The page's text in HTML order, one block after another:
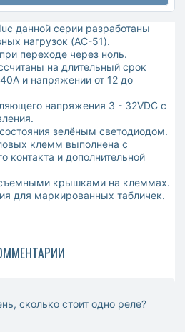
данной серии разработаны
нагрузок (AC-51).
переходе через ноль.
на длительный срок
и напряжении от 12 до
напряжения 3 - 32VDC с
зелёным светодиодом.
клемм выполнена с
контакта и дополнительной
крышками на клеммах.
для маркированных табличек.
сколько стоит одно реле?